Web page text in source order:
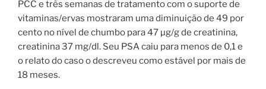
PCC e três semanas de tratamento com o suporte de
vitaminas/ervas mostraram uma diminuição de 49 por
cento no nível de chumbo para 47 µg/g de creatinina,
creatinina 37 mg/dl. Seu PSA caiu para menos de 0,1 e
o relato do caso o descreveu como estável por mais de
18 meses.